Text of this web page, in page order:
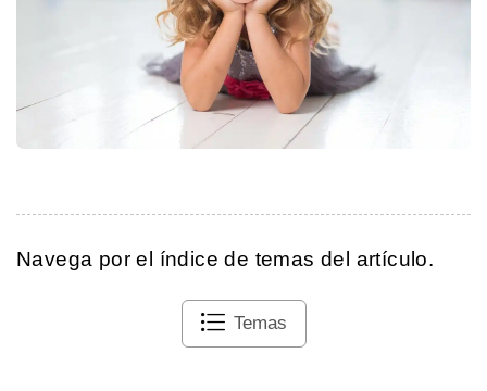
Navega por el índice de temas del artículo.
Temas